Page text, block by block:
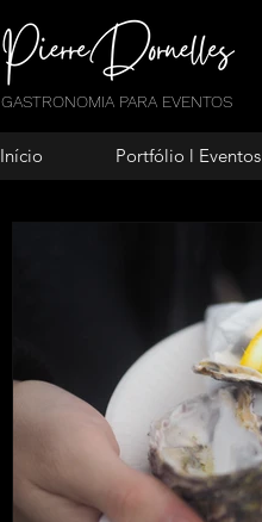
GASTRONOMIA PARA EVENTOS
Início Portfólio l Eventos